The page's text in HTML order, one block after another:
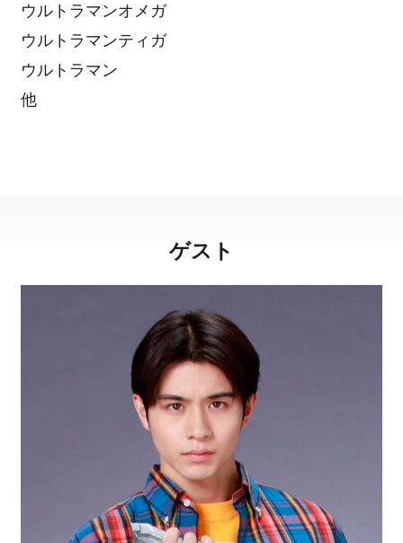
ウルトラマンオメガ
ウルトラマンティガ
ウルトラマン
他
ゲスト